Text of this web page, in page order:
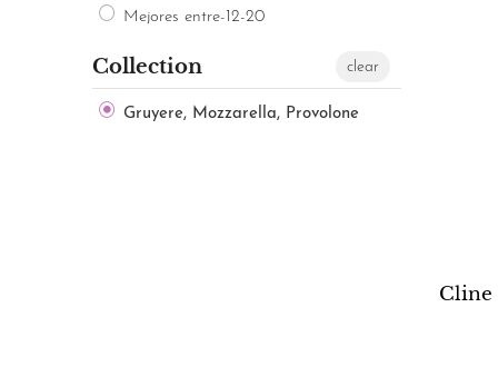
Mejores entre-12-20
Collection
Gruyere, Mozzarella, Provolone
clear
Cline